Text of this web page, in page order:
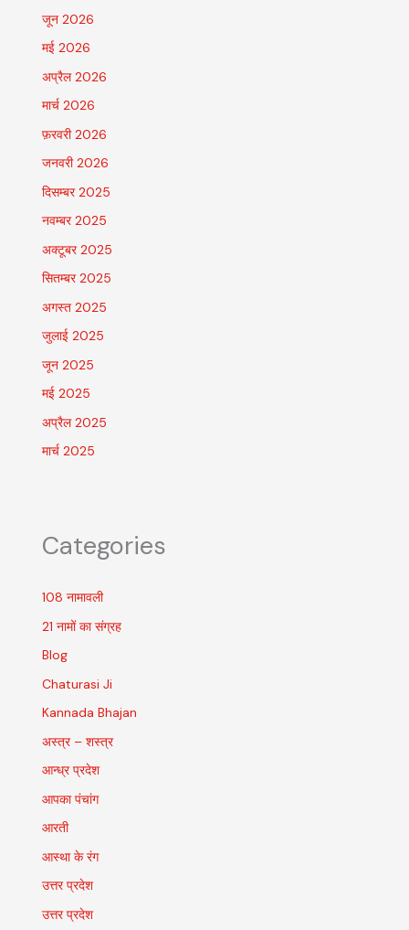
जून 2026
मई 2026
अप्रैल 2026
मार्च 2026
फ़रवरी 2026
जनवरी 2026
दिसम्बर 2025
नवम्बर 2025
अक्टूबर 2025
सितम्बर 2025
अगस्त 2025
जुलाई 2025
जून 2025
मई 2025
अप्रैल 2025
मार्च 2025
Categories
108 नामावली
21 नामों का संग्रह
Blog
Chaturasi Ji
Kannada Bhajan
अस्त्र – शस्त्र
आन्ध्र प्रदेश
आपका पंचांग
आरती
आस्था के रंग
उत्तर प्रदेश
उत्तर प्रदेश